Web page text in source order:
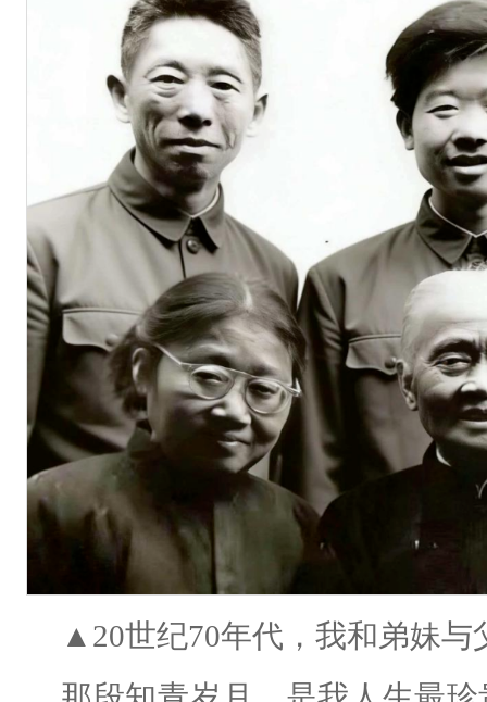
▲20世纪70年代，我和弟妹与